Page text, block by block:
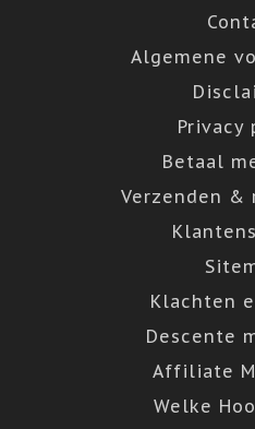
Algemene
Privacy
Betaal
Verzenden &
Klachten
Descente
Affiliate
Welke